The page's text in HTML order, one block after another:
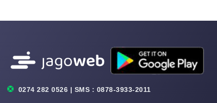
0274 282 0526 | SMS : 0878-3933-2011